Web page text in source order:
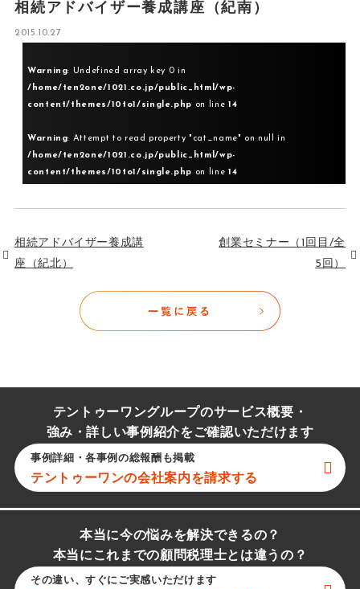
相続アドバイザー養成講座（紀南）
2015.10.27
Warning: Undefined array key 0 in
/home/ten2one/1021.co.jp/public_html/wp-
content/themes/10to1/single.php on line 14
Warning: Attempt to read property "cat_name" on null in
/home/ten2one/1021.co.jp/public_html/wp-
content/themes/10to1/single.php on line 14
相続アドバイザー養成講
座（紀北）
創業セミナー（1回目/全
5回）
テントゥーワングループのサービス概要・
強み・詳しい事例紹介をご確認いただけます
事例詳細・各事例の総報酬も掲載
テントゥーワンの会社案内を請求する
本当に今の悩みを解決できるの？
本当にこれまでの顧問税理士とは違うの？
その違い、すぐにご実感いただけます